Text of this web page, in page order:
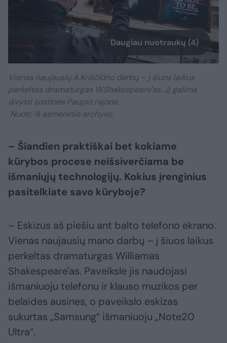
Daugiau nuotraukų (4)
Vienas naujausių A.Kriščiūno darbų – į šiuos laikus
perkeltas dramaturgas W.Shakespeare'as. Jį galima
išvysti sostinės Paupio rajone.
Nuotr. iš asmeninio archyvo
– Šiandien praktiškai bet kokiame
kūrybos procese neišsiverčiama be
išmaniųjų technologijų. Kokius įrenginius
pasitelkiate savo kūryboje?
– Eskizus aš piešiu ant balto telefono ekrano.
Vienas naujausių mano darbų – į šiuos laikus
perkeltas dramaturgas Williamas
Shakespeare'as. Paveiksle jis naudojasi
išmaniuoju telefonu ir klauso muzikos per
belaides ausines, o paveikslo eskizas
sukurtas „Samsung“ išmaniuoju „Note20
Ultra“.